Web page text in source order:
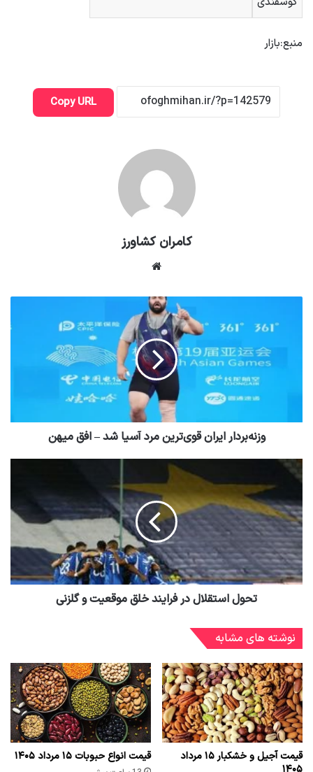
منبع:بازار
Copy URL
کامران کشاورز
وزنه‌بردار ایران قوی‌ترین مرد آسیا شد – افق میهن
تحول استقلال در فرایند خلق موقعیت و گلزنی
نوشته های مشابه
قیمت آجیل و خشکبار ۱۵ مرداد
قیمت انواع حبوبات ۱۵ مرداد ۱۴۰۵